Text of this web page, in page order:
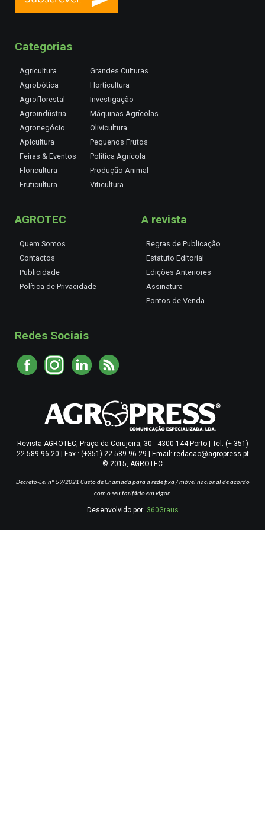
Categorias
Agricultura
Agrobótica
Agroflorestal
Agroindústria
Agronegócio
Apicultura
Feiras & Eventos
Floricultura
Fruticultura
Grandes Culturas
Horticultura
Investigação
Máquinas Agrícolas
Olivicultura
Pequenos Frutos
Política Agrícola
Produção Animal
Viticultura
AGROTEC
Quem Somos
Contactos
Publicidade
Política de Privacidade
A revista
Regras de Publicação
Estatuto Editorial
Edições Anteriores
Assinatura
Pontos de Venda
Redes Sociais
Revista AGROTEC, Praça da Corujeira, 30 - 4300-144 Porto | Tel: (+ 351)
22 589 96 20 | Fax : (+351) 22 589 96 29 | Email: redacao@agropress.pt
© 2015, AGROTEC
Decreto-Lei nº 59/2021 Custo de Chamada para a rede fixa / móvel nacional de acordo
com o seu tarifário em vigor.
Desenvolvido por: 360Graus